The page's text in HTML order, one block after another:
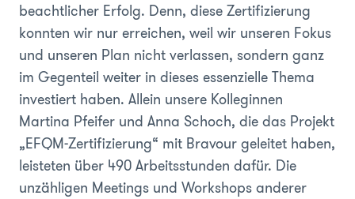
beachtlicher Erfolg. Denn, diese Zertifizierung
konnten wir nur erreichen, weil wir unseren Fokus
und unseren Plan nicht verlassen, sondern ganz
im Gegenteil weiter in dieses essenzielle Thema
investiert haben. Allein unsere Kolleginnen
Martina Pfeifer und Anna Schoch, die das Projekt
„EFQM-Zertifizierung“ mit Bravour geleitet haben,
leisteten über 490 Arbeitsstunden dafür. Die
unzähligen Meetings und Workshops anderer